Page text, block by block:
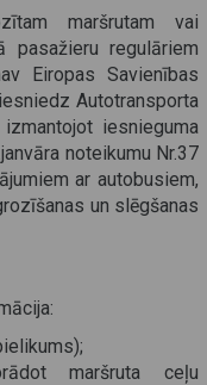
maršrutam vai
pasažieru regulāriem
Eiropas Savienības
Autotransporta
iesnieguma
noteikumu Nr.37
ar autobusiem,
un slēgšanas
maršruta ceļu